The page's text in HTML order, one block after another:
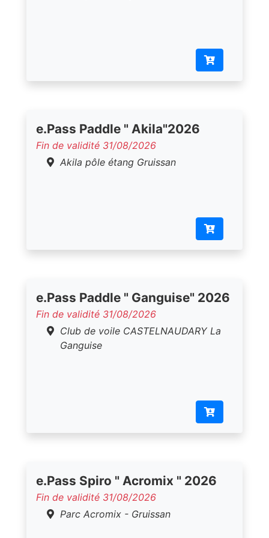
e.Pass Paddle " Akila"2026
Fin de validité 31/08/2026
Akila pôle étang Gruissan
e.Pass Paddle " Ganguise" 2026
Fin de validité 31/08/2026
Club de voile CASTELNAUDARY La
Ganguise
e.Pass Spiro " Acromix " 2026
Fin de validité 31/08/2026
Parc Acromix - Gruissan